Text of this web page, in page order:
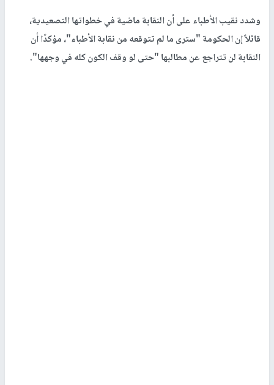
وشدد نقيب الأطباء على أن النقابة ماضية في خطواتها التصعيدية،
قائلاً إن الحكومة "سترى ما لم تتوقعه من نقابة الأطباء"، مؤكدًا أن
النقابة لن تتراجع عن مطالبها "حتى لو وقف الكون كله في وجهها".